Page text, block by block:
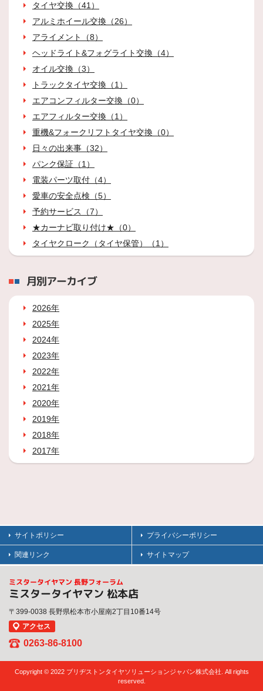
タイヤ交換（41）
アルミホイール交換（26）
アライメント（8）
ヘッドライト&フォグライト交換（4）
オイル交換（3）
トラックタイヤ交換（1）
エアコンフィルター交換（0）
エアフィルター交換（1）
重機&フォークリフトタイヤ交換（0）
日々の出来事（32）
パンク保証（1）
電装パーツ取付（4）
愛車の安全点検（5）
予約サービス（7）
★カーナビ取り付け★（0）
タイヤクローク（タイヤ保管）（1）
月別アーカイブ
2026年
2025年
2024年
2023年
2022年
2021年
2020年
2019年
2018年
2017年
サイトポリシー プライバシーポリシー
関連リンク サイトマップ
ミスタータイヤマン 長野フォーラム
ミスタータイヤマン 松本店
〒399-0038 長野県松本市小屋南2丁目10番14号
アクセス
0263-86-8100
Copyright © 2022 ブリヂストンタイヤソリューションジャパン株式会社. All rights
reserved.